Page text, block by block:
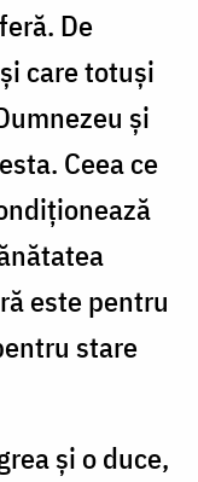
De
care totuşi
şi
Ceea ce
este pentru
stare
şi o duce,